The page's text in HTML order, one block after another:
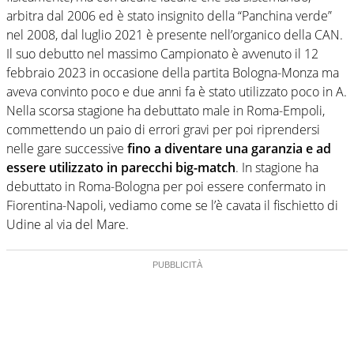
arbitra dal 2006 ed è stato insignito della “Panchina verde”
nel 2008, dal luglio 2021 è presente nell’organico della CAN.
Il suo debutto nel massimo Campionato è avvenuto il 12
febbraio 2023 in occasione della partita Bologna-Monza ma
aveva convinto poco e due anni fa è stato utilizzato poco in A.
Nella scorsa stagione ha debuttato male in Roma-Empoli,
commettendo un paio di errori gravi per poi riprendersi
nelle gare successive fino a diventare una garanzia e ad
essere utilizzato in parecchi big-match. In stagione ha
debuttato in Roma-Bologna per poi essere confermato in
Fiorentina-Napoli, vediamo come se l’è cavata il fischietto di
Udine al via del Mare.